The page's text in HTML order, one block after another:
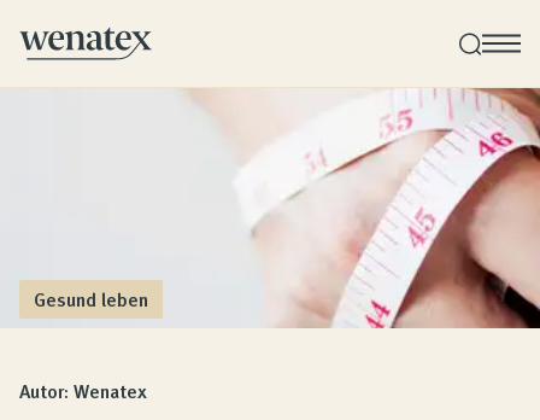
Wenatex Schlafberatung
Produktberatung zu Hause, im Store oder online!
Produkte
Qualität und Garantie
Gesund leben
Autor: Wenatex